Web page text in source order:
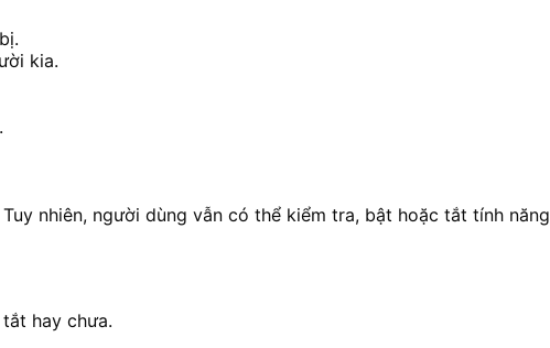
kia.
nhiên, người dùng vẫn có thể kiểm tra, bật hoặc tắt tính năng
hay chưa.